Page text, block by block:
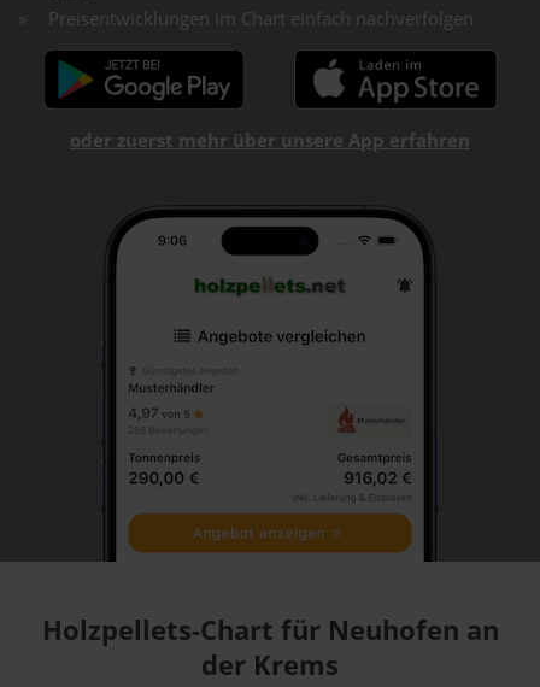
Preisentwicklungen im Chart einfach nachverfolgen
oder zuerst mehr über unsere App erfahren
Holzpellets-Chart für Neuhofen an
der Krems